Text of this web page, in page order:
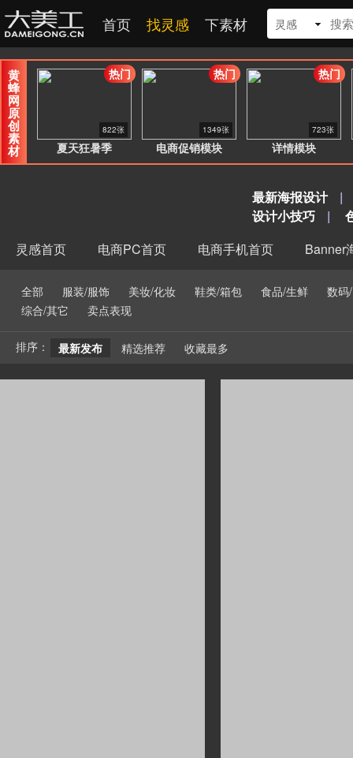
首页 找灵感 下素材 灵感
黄
蜂
网
原
创
素
材 夏天狂暑季
822张
热门
电商促销模块
1349张
热门
详情模块
723张
热门
最新海报设计
|
设计小技巧
|
灵感首页
电商PC首页 电商手机首页 Banner
全部 服装/服饰 美妆/化妆 鞋类/箱包 食品/生鲜
数码
综合/其它
卖点表现
排序： 最新发布 精选推荐 收藏最多